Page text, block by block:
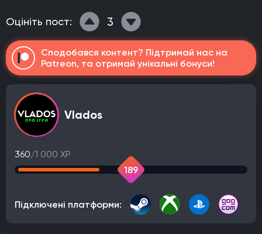
Оцініть пост: 3
Сподобався контент? Підтримай нас на
Patreon, та отримай унікальні бонуси!
Vlados
360/1 000 XP
189
Підключені платформи: